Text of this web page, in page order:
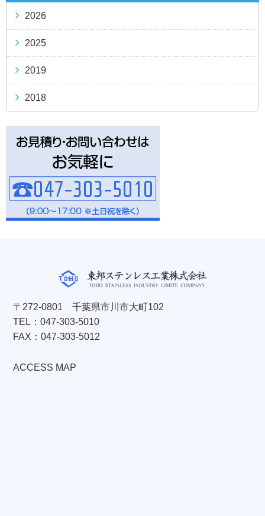
2026
2025
2019
2018
〒272-0801 千葉県市川市大町102
TEL：047-303-5010
FAX：047-303-5012
ACCESS MAP